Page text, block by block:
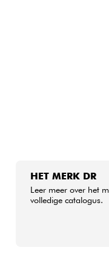
HET MERK DR
Leer meer over het
volledige catalogus.